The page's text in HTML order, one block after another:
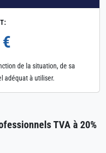
de la situation, de sa
adéquat à utiliser.
TVA à 20%